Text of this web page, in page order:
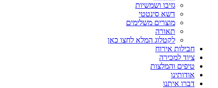
גזיבו ושמשיות
דשא סינטטי
מוצרים משלימים
תאורה
לקטלוג המלא לחצו כאן
חבילות אירוח
ציוד למכירה
טיפים והמלצות
אודותינו
דברו איתנו